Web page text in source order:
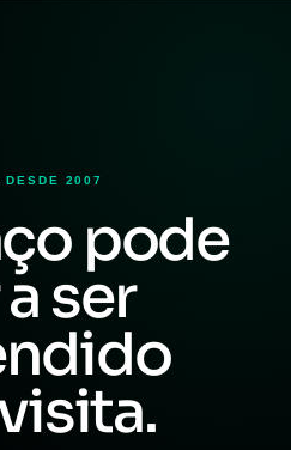
DESDE 2007
pode
ser